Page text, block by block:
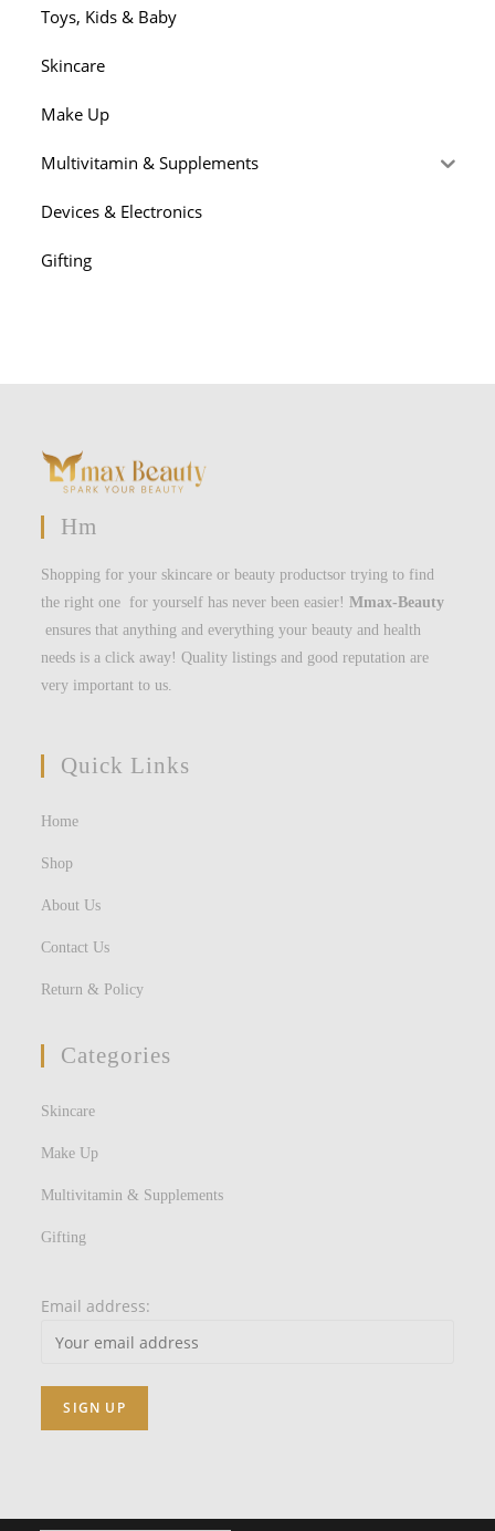
Toys, Kids & Baby
Skincare
Make Up
Multivitamin & Supplements
Devices & Electronics
Gifting
Hm
Shopping for your skincare or beauty productsor trying to find
the right one for yourself has never been easier!Mmax-Beauty
ensures that anything and everything your beauty and health
needs is a click away! Quality listings and good reputation are
very important to us.
Quick Links
Home
Shop
About Us
Contact Us
Return & Policy
Categories
Skincare
Make Up
Multivitamin & Supplements
Gifting
Email address: